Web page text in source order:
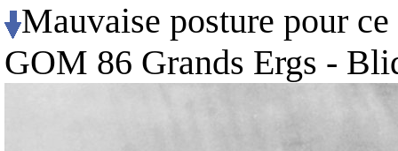
Mauvaise posture pour
GOM 86 Grands Ergs -